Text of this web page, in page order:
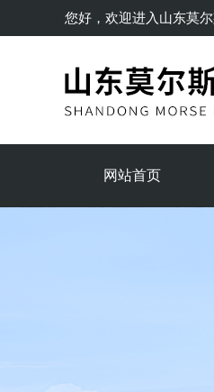
您好，欢迎进入 山东莫
网站首页